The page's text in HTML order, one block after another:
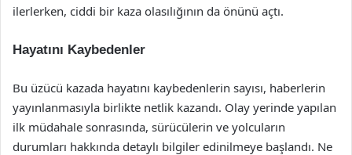
ilerlerken, ciddi bir kaza olasılığının da önünü açtı.
Hayatını Kaybedenler
Bu üzücü kazada hayatını kaybedenlerin sayısı, haberlerin
yayınlanmasıyla birlikte netlik kazandı. Olay yerinde yapılan
ilk müdahale sonrasında, sürücülerin ve yolcuların
durumları hakkında detaylı bilgiler edinilmeye başlandı. Ne